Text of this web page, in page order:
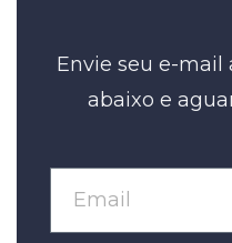
Envie seu e-mail
abaixo e